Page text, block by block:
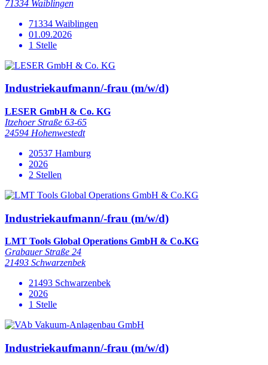
71334 Waiblingen
71334 Waiblingen
01.09.2026
1 Stelle
Industriekaufmann/-frau (m/w/d)
LESER GmbH & Co. KG
Itzehoer Straße 63-65
24594 Hohenwestedt
20537 Hamburg
2026
2 Stellen
Industriekaufmann/-frau (m/w/d)
LMT Tools Global Operations GmbH & Co.KG
Grabauer Straße 24
21493 Schwarzenbek
21493 Schwarzenbek
2026
1 Stelle
Industriekaufmann/-frau (m/w/d)